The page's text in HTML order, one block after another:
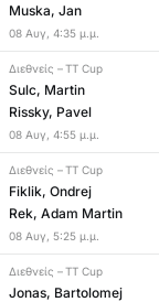
Muska, Jan
08 Αυγ, 4:35 μ.μ.
Διεθνείς – TT Cup
Sulc, Martin
Rissky, Pavel
08 Αυγ, 4:55 μ.μ.
Διεθνείς – TT Cup
Fiklik, Ondrej
Rek, Adam Martin
08 Αυγ, 5:25 μ.μ.
Διεθνείς – TT Cup
Jonas, Bartolomej